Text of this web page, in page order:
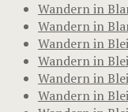
Wandern in
Wandern in
Wandern in
Wandern in
Wandern in
Wandern in